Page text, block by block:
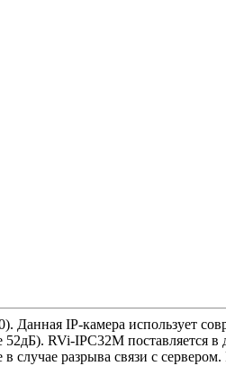
Данная IP-камера использует
RVi-IPC32M
случае разрыва связи с